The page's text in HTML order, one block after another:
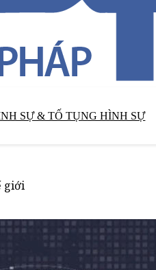
SỰ & TỐ TỤNG HÌNH SỰ
giới